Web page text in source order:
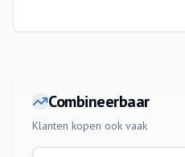
Combineerbaar
Klanten kopen ook vaak